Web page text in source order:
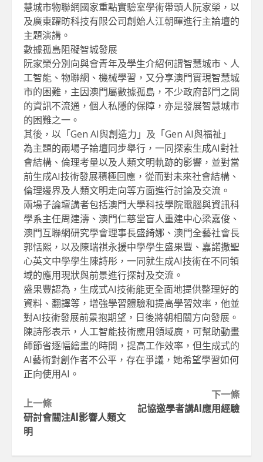
慧城市物聯網國家重點實驗室學術帶頭人阮家榮，以
及廣東躍昉科技有限公司創始人江朝暉進行主論壇的
主題演講。
數據孤島阻礙智城發展
阮家榮分別向與會青年及學生介紹何謂智慧城市、人
工智能、物聯網、機械學習，又分享澳門實現智慧城
市的困難，主因澳門屬數據孤島，不少政府部門之間
的資訊不流通，個人私隱的保障，亦是發展智慧城市
的困難之一。
其後，以「Gen AI與創造力」及「Gen AI與福祉」
為主題的兩場子論壇同步舉行，一同探索生成AI對社
會結構、倫理考量以及人類文明軌跡的影響，並對當
前生成AI技術發展積極回應，從而對未來社會結構、
倫理邊界及人類文明走向等方面進行討論及交流。
兩場子論壇講者包括澳門大學科技學院電腦與資訊科
學系主任周建濤、澳門仁慈堂盲人重建中心梁嘉俊、
澳門互聯網研究學會理事長盛綺娜、澳門全藝社會長
郭恬熙，以及陳瑞祺永援中學學生盛果豐、嘉諾撒聖
心英文中學學生陳詩彤，一同就生成AI技術在不同領
域的應用現狀與前景進行探討及交流。
盛果豐認為，生成式AI技術能更全面地提供整理好的
資料、翻譯等，增強學習體驗和提高學習效率，他並
對AI技術發展前景抱期望，日後將朝相關方向發展。
陳詩彤表示，人工智能技術應用領域廣，可幫助動畫
師節省逐幅繪畫的時間，提高工作效率，但生成式的
AI藝術對創作者不公平，存在爭議，她希望學習如何
正向使用AI。
Continue
Reading
下一條
記協邀學者講AI應用經驗
上一條
研討會關注AI影響人類文
明